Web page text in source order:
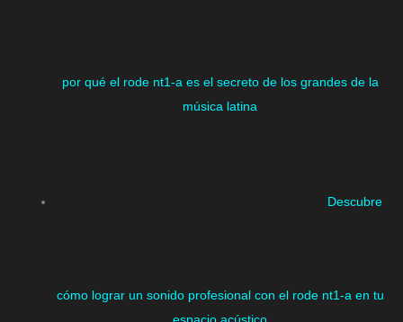
por qué el rode nt1-a es el secreto de los grandes de la
música latina
Descubre
cómo lograr un sonido profesional con el rode nt1-a en tu